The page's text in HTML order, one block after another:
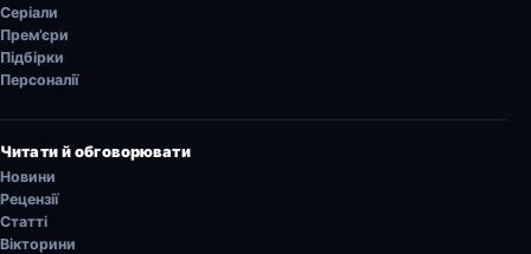
Серіали
Прем’єри
Підбірки
Персоналії
Читати й обговорювати
Новини
Рецензії
Статті
Вікторини